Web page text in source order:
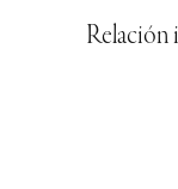
Relación